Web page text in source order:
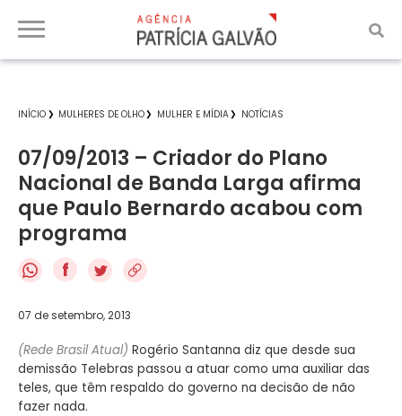
INÍCIO MULHERES DE OLHO MULHER E MÍDIA NOTÍCIAS
07/09/2013 – Criador do Plano
Nacional de Banda Larga afirma
que Paulo Bernardo acabou com
programa
f
07 de setembro, 2013
(Rede Brasil Atual) Rogério Santanna diz que desde sua
demissão Telebras passou a atuar como uma auxiliar das
teles, que têm respaldo do governo na decisão de não
fazer nada.